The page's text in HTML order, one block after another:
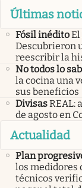
Últimas
Fósil inéditoEl
Descubrieron
reescribir la
No todos lo
la cocina una
sus beneficios
DivisasREAL:
de agosto en
Actualidad
Plan
los medidores
técnicos